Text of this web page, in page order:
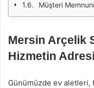
Müşteri
Mersin Arçelik
Hizmetin Adresi
Günümüzde ev aletleri,